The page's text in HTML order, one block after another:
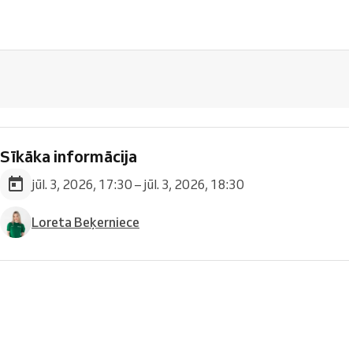
Sīkāka informācija
jūl. 3, 2026, 17:30 – jūl. 3, 2026, 18:30
Loreta Beķerniece